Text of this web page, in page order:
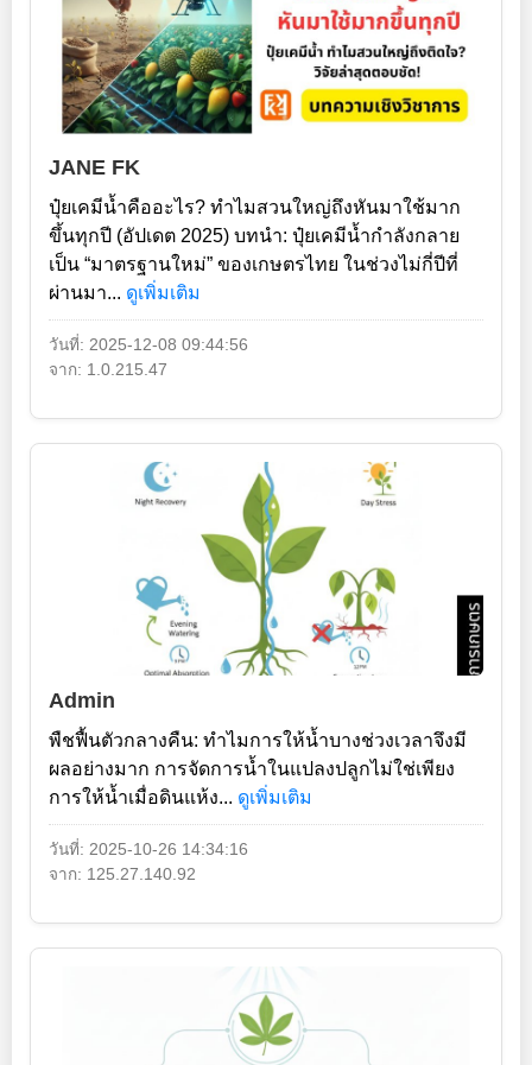
JANE FK
ปุ๋ยเคมีน้ำคืออะไร? ทำไมสวนใหญ่ถึงหันมาใช้มาก
ขึ้นทุกปี (อัปเดต 2025) บทนำ: ปุ๋ยเคมีน้ำกำลังกลาย
เป็น “มาตรฐานใหม่” ของเกษตรไทย ในช่วงไม่กี่ปีที่
ผ่านมา... ดูเพิ่มเติม
วันที่: 2025-12-08 09:44:56
จาก: 1.0.215.47
Admin
พืชฟื้นตัวกลางคืน: ทำไมการให้น้ำบางช่วงเวลาจึงมี
ผลอย่างมาก การจัดการน้ำในแปลงปลูกไม่ใช่เพียง
การให้น้ำเมื่อดินแห้ง... ดูเพิ่มเติม
วันที่: 2025-10-26 14:34:16
จาก: 125.27.140.92